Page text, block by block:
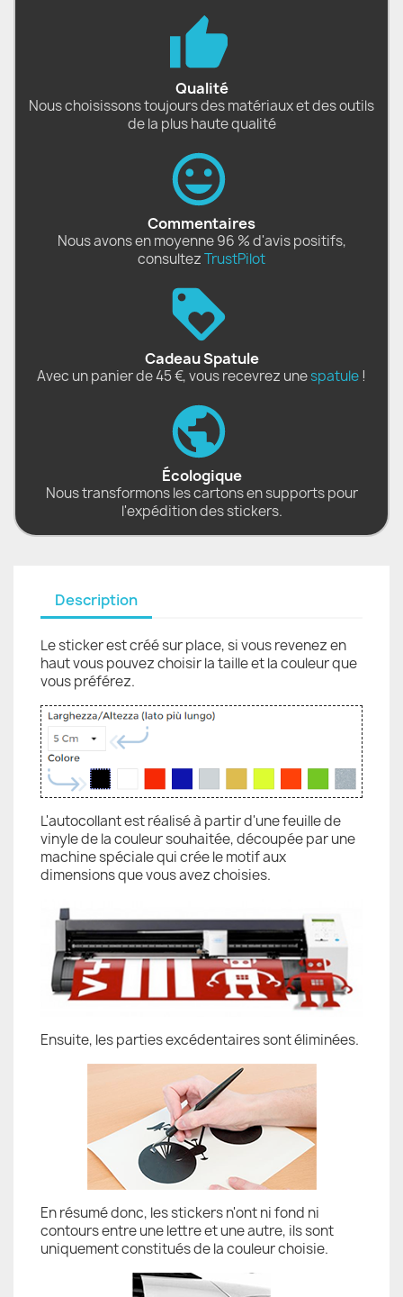
Qualité
Nous choisissons toujours des matériaux et des outils
de la plus haute qualité
Commentaires
Nous avons en moyenne 96 % d'avis positifs,
consultezTrustPilot
Cadeau Spatule
Avec un panier de 45 €, vous recevrez unespatule !
Écologique
Nous transformons les cartons en supports pour
l'expédition des stickers.
Description
Le sticker est créé sur place, si vous revenez en
haut vous pouvez choisir la taille et la couleur que
vous préférez.
L'autocollant est réalisé à partir d'une feuille de
vinyle de la couleur souhaitée, découpée par une
machine spéciale qui crée le motif aux
dimensions que vous avez choisies.
Ensuite, les parties excédentaires sont éliminées.
En résumé donc, les stickers n'ont ni fond ni
contours entre une lettre et une autre, ils sont
uniquement constitués de la couleur choisie.